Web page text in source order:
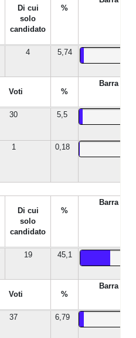
Di cui
solo
candidato
%
4 5,74
Voti %
Barra %
30 5,5
1 0,18
Di cui
solo
candidato
%
Barra %
19 45,1
Voti %
Barra %
37 6,79